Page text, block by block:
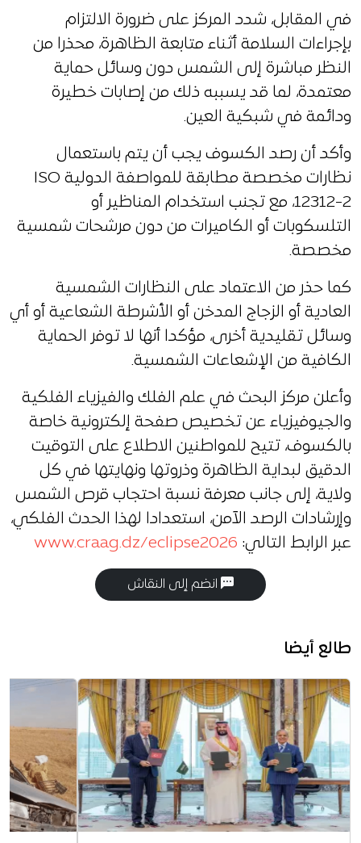
في المقابل، شدد المركز على ضرورة الالتزام
بإجراءات السلامة أثناء متابعة الظاهرة، محذرا من
النظر مباشرة إلى الشمس دون وسائل حماية
معتمدة، لما قد يسببه ذلك من إصابات خطيرة
ودائمة في شبكية العين.
وأكد أن رصد الكسوف يجب أن يتم باستعمال
نظارات مخصصة مطابقة للمواصفة الدولية ISO
12312-2، مع تجنب استخدام المناظير أو
التلسكوبات أو الكاميرات من دون مرشحات شمسية
مخصصة.
كما حذر من الاعتماد على النظارات الشمسية
العادية أو الزجاج المدخن أو الأشرطة الشعاعية أو أي
وسائل تقليدية أخرى، مؤكدا أنها لا توفر الحماية
الكافية من الإشعاعات الشمسية.
وأعلن مركز البحث في علم الفلك والفيزياء الفلكية
والجيوفيزياء عن تخصيص صفحة إلكترونية خاصة
بالكسوف، تتيح للمواطنين الاطلاع على التوقيت
الدقيق لبداية الظاهرة وذروتها ونهايتها في كل
ولاية، إلى جانب معرفة نسبة احتجاب قرص الشمس
وإرشادات الرصد الآمن، استعدادا لهذا الحدث الفلكي،
عبر الرابط التالي: www.craag.dz/eclipse2026
انضم إلى النقاش
طالع أيضا